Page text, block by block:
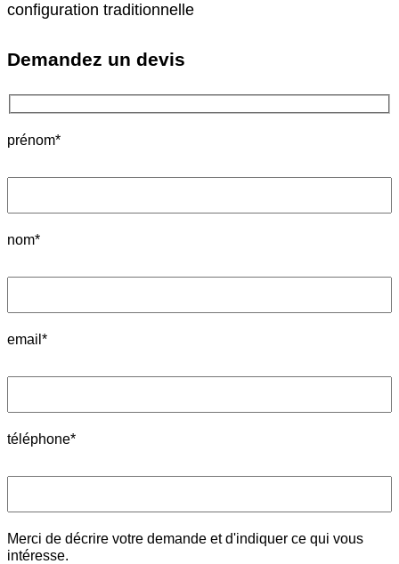
configuration traditionnelle
Demandez un devis
prénom*
nom*
email*
téléphone*
Merci de décrire votre demande et d'indiquer ce qui vous
intéresse.